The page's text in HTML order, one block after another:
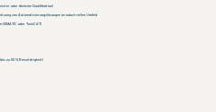
oder ähnliche Qualifikation)
von Automatisierungslösungen im industriellen Umfeld
oder TwinCAT)
zu 50% Reisetätigkeit)